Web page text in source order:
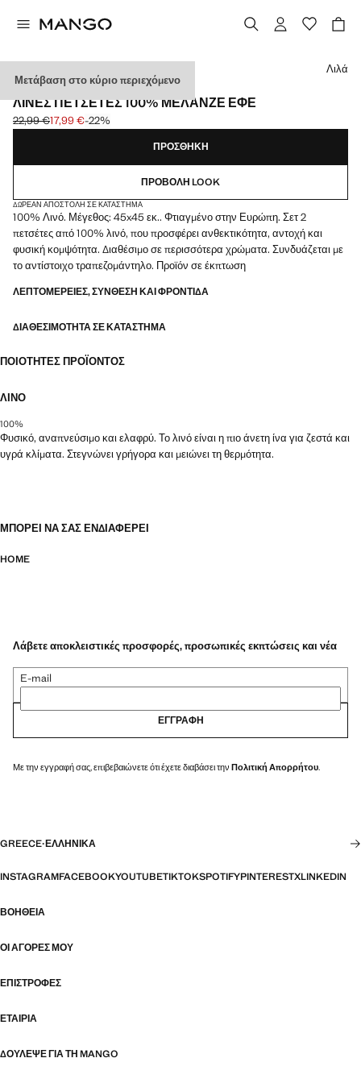
Μετάβαση στο κύριο περιεχόμενο
MADE IN EUROPE / 2 PACK
ΛΙΝΈΣ ΠΕΤΣΈΤΕΣ 100% ΜΕΛΑΝΖΈ ΕΦΈ
Αρχική τιμή με διαγραφή [22,99 € ]
22,99 €
Ισχύουσα τιμή [17,99 € ]
17,99 €-22%
Διάλεξε χρώμα
Λιλά
ΠΡΟΣΘΉΚΗ
ΠΡΟΒΟΛΉ LOOK
ΔΩΡΕΆΝ ΑΠΟΣΤΟΛΉ ΣΕ ΚΑΤΆΣΤΗΜΑ
100% Λινό. Μέγεθος: 45x45 εκ.. Φτιαγμένο στην Ευρώπη. Σετ 2
πετσέτες από 100% λινό, που προσφέρει ανθεκτικότητα, αντοχή και
φυσική κομψότητα. Διαθέσιμο σε περισσότερα χρώματα. Συνδυάζεται με
το αντίστοιχο τραπεζομάντηλο. Προϊόν σε έκπτωση
ΛΕΠΤΟΜΈΡΕΙΕΣ, ΣΎΝΘΕΣΗ ΚΑΙ ΦΡΟΝΤΊΔΑ
ΔΙΑΘΕΣΙΜΌΤΗΤΑ ΣΕ ΚΑΤΆΣΤΗΜΑ
ΠΟΙΌΤΗΤΕΣ ΠΡΟΪΌΝΤΟΣ
ΛΙΝΌ
100%
Φυσικό, αναπνεύσιμο και ελαφρύ. Το λινό είναι η πιο άνετη ίνα για ζεστά και
υγρά κλίματα. Στεγνώνει γρήγορα και μειώνει τη θερμότητα.
ΜΠΟΡΕΊ ΝΑ ΣΑΣ ΕΝΔΙΑΦΈΡΕΙ
HOME
Λάβετε αποκλειστικές προσφορές, προσωπικές εκπτώσεις και νέα
E-mail
ΕΓΓΡΑΦΉ
Με την εγγραφή σας, επιβεβαιώνετε ότι έχετε διαβάσει την Πολιτική Απορρήτου.
GREECE·ΕΛΛΗΝΙΚΆ
INSTAGRAMFACEBOOKYOUTUBETIKTOKSPOTIFYPINTERESTXLINKEDIN
ΒΟΉΘΕΙΑ
ΟΙ ΑΓΟΡΈΣ ΜΟΥ
ΕΠΙΣΤΡΟΦΈΣ
ΕΤΑΙΡΊΑ
ΔΟΎΛΕΨΕ ΓΙΑ ΤΗ MANGO